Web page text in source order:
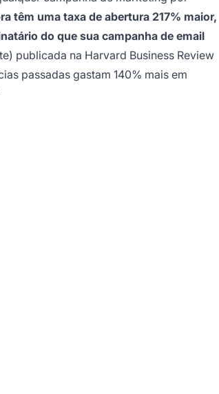
têm uma taxa de abertura 217% maior,
do que sua campanha de email
publicada na Harvard Business Review
passadas gastam 140% mais em